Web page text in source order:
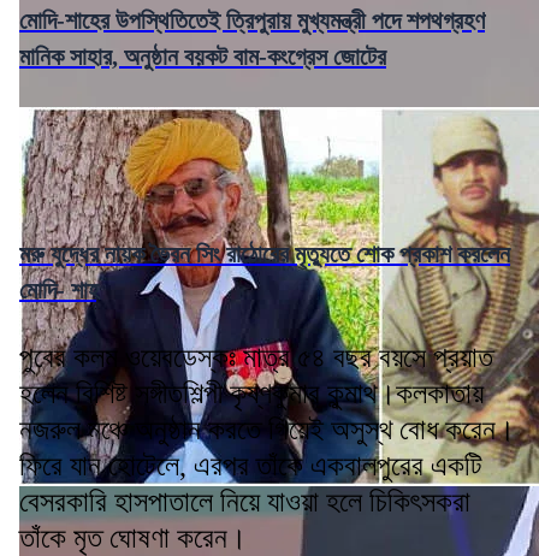
মোদি-শাহের উপস্থিতিতেই ত্রিপুরায় মুখ্যমন্ত্রী পদে শপথগ্রহণ
মানিক সাহার, অনুষ্ঠান বয়কট বাম-কংগ্রেস জোটের
মরু যুদ্ধের নায়ক ভৈরন সিং রাঠোরের মৃত্যুতে শোক প্রকাশ করলেন
মোদি- শাহ
পুবের কলম ওয়েবডেস্কঃ মাত্র ৫৪ বছর বয়সে প্রয়াত
হলেন বিশিষ্ট সঙ্গীতশিল্পী কৃষ্ণকুমার কুন্মাথ।কলকাতায়
নজরুল মঞ্চে অনুষ্ঠান করতে গিয়েই অসুস্থ বোধ করেন।
ফিরে যান হোটেলে, এরপর তাঁকে একবালপুরের একটি
বেসরকারি হাসপাতালে নিয়ে যাওয়া হলে চিকিৎসকরা
তাঁকে মৃত ঘোষণা করেন।